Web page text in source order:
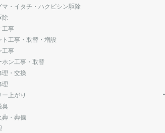
マ・イタチ・ハクビシン駆除
除
工事
ト工事・取替・増設
工事
ホン工事・取替
理・交換
理
上がり
臭
葬・葬儀